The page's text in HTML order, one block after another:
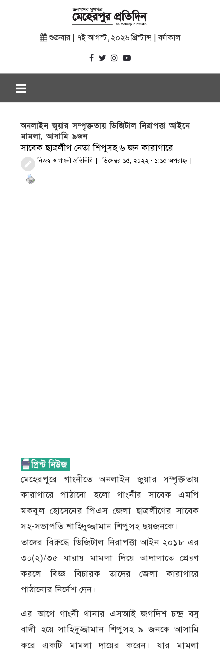
শুক্রবার | ৭ই আগস্ট, ২০২৬ খ্রিস্টাব্দ | বর্ষাকাল
অনলাইন জুয়ার সম্পৃক্ততায় ডিজিটাল নিরাপত্তা আইনে
মামলা, আসামি ৯জন
সাবেক ছাত্রলীগ নেতা শিপুসহ ৬ জন কারাগারে
নিজস্ব ও গাংনী প্রতিনিধি ডিসেম্বর ১৫, ২০২২ · ১:১৫ অপরাহ্ণ
মেহেরপুরে গাংনীতে অনলাইন জুয়ার সম্পৃক্ততায়
কারাগারে পাঠানো হলো গাংনীর সাবেক এমপি
মকবুল হোসেনের পিএস জেলা ছাত্রলীগের সাবেক
সহ-সভাপতি শাহিদুজ্জামান শিপুসহ ছয়জনকে।
তাদের বিরুদ্ধে ডিজিটাল নিরাপত্তা আইন ২০১৮ এর
৩০(২)/৩৫ ধারায় মামলা দিয়ে আদালাতে প্রেরণ
করলে বিজ্ঞ বিচারক তাদের জেলা কারাগারে
পাঠানোর নির্দেশ দেন।
এর আগে গাংনী থানার এসআই জগদিশ চন্দ্র বসু
বাদী হয়ে সাহিদুজ্জামান শিপুসহ ৯ জনকে আসামি
করে একটি মামলা দায়ের করেন। যার মামলা